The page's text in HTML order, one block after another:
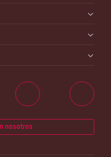
nosotros